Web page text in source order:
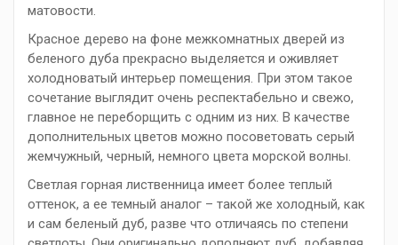
матовости.
Красное дерево на фоне межкомнатных дверей из
беленого дуба прекрасно выделяется и оживляет
холодноватый интерьер помещения. При этом такое
сочетание выглядит очень респектабельно и свежо,
главное не переборщить с одним из них. В качестве
дополнительных цветов можно посоветовать серый
жемчужный, черный, немного цвета морской волны.
Светлая горная лиственница имеет более теплый
оттенок, а ее темный аналог – такой же холодный, как
и сам беленый дуб, разве что отличаясь по степени